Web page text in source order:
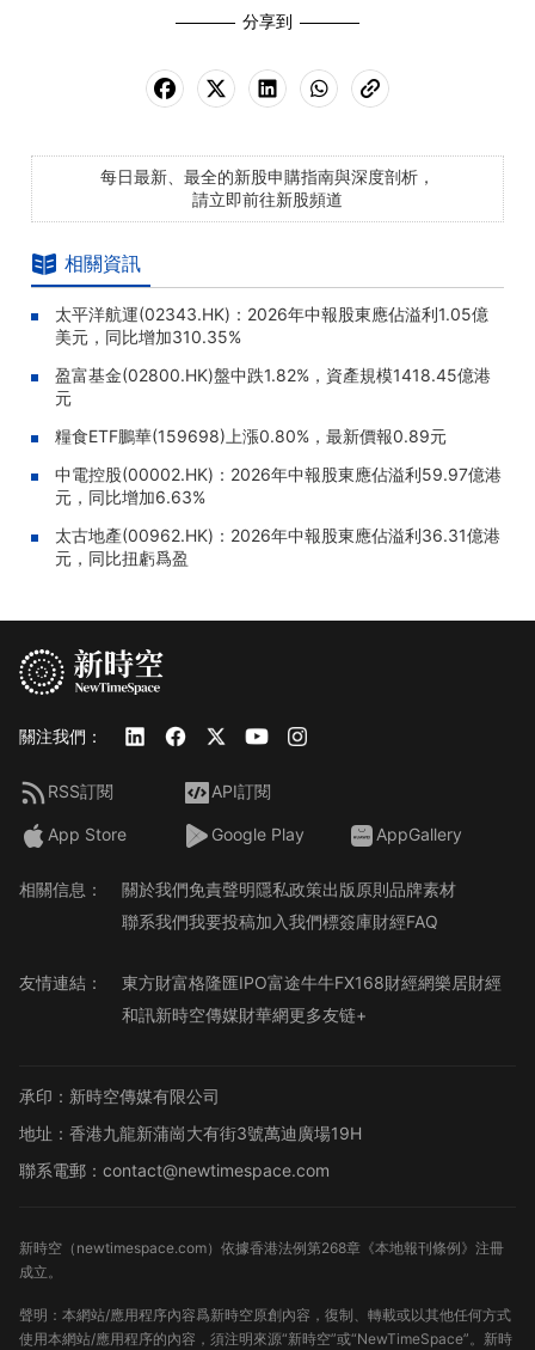
分享到
每日最新、最全的新股申購指南與深度剖析，
請立即前往新股頻道
相關資訊
太平洋航運(02343.HK)：2026年中報股東應佔溢利1.05億
美元，同比增加310.35%
盈富基金(02800.HK)盤中跌1.82%，資產規模1418.45億港
元
糧食ETF鵬華(159698)上漲0.80%，最新價報0.89元
中電控股(00002.HK)：2026年中報股東應佔溢利59.97億港
元，同比增加6.63%
太古地產(00962.HK)：2026年中報股東應佔溢利36.31億港
元，同比扭虧爲盈
關注我們：
RSS訂閱 API訂閱
App Store Google Play AppGallery
相關信息： 關於我們免責聲明隱私政策出版原則品牌素材
聯系我們我要投稿加入我們標簽庫財經FAQ
友情連結： 東方財富格隆匯IPO富途牛牛FX168財經網樂居財經
和訊新時空傳媒財華網更多友链+
承印：新時空傳媒有限公司
地址：香港九龍新蒲崗大有街3號萬迪廣場19H
聯系電郵：contact@newtimespace.com
新時空（ newtimespace.com）依據香港法例第268章《本地報刊條例》注冊
成立。
聲明：本網站/應用程序內容爲新時空原創內容，復制、轉載或以其他任何方式
使用本網站/應用程序的內容，須注明來源“新時空”或“NewTimeSpace”。新時